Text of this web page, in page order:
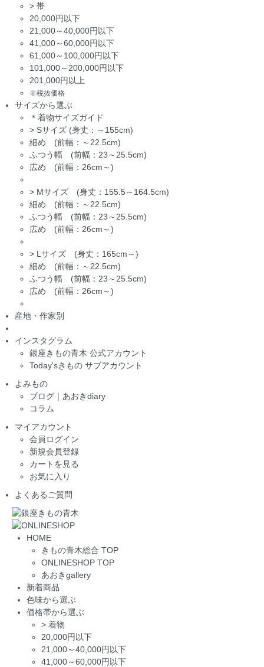
> 帯
20,000円以下
21,000～40,000円以下
41,000～60,000円以下
61,000～100,000円以下
101,000～200,000円以下
201,000円以上
※税抜価格
サイズから選ぶ
＊着物サイズガイド
> Sサイズ (身丈：～155cm)
細め (前幅：～22.5cm)
ふつう幅 (前幅：23～25.5cm)
広め (前幅：26cm～)
> Mサイズ (身丈：155.5～164.5cm)
細め (前幅：～22.5cm)
ふつう幅 (前幅：23～25.5cm)
広め (前幅：26cm～)
> Lサイズ (身丈：165cm～)
細め (前幅：～22.5cm)
ふつう幅 (前幅：23～25.5cm)
広め (前幅：26cm～)
産地・作家別
インスタグラム
銀座きもの青木 公式アカウント
Today'sきもの サブアカウント
よみもの
ブログ｜あおきdiary
コラム
マイアカウント
会員ログイン
新規会員登録
カートを見る
お気に入り
よくあるご質問
HOME
きもの青木総合 TOP
ONLINESHOP TOP
あおきgallery
新着商品
色味から選ぶ
価格帯から選ぶ
> 着物
20,000円以下
21,000～40,000円以下
41,000～60,000円以下